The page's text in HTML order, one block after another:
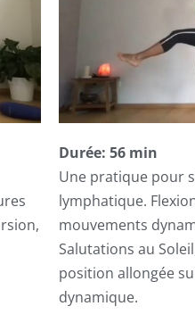
Durée: 56 min
Une pratique pour
lymphatique.
mouvements
Salutations au
position allongée
dynamique.